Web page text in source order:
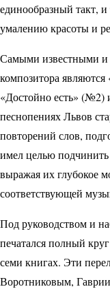
единообразный такт, и
умалению красоты и
Самыми известными
композитора
«Достойно есть» (№2)
песнопениях Львов
повторений слов,
имел целью
выражая их глубокое
соответствующей
Под руководством и
печатался полный
семи книгах. Эти
Воротниковым,